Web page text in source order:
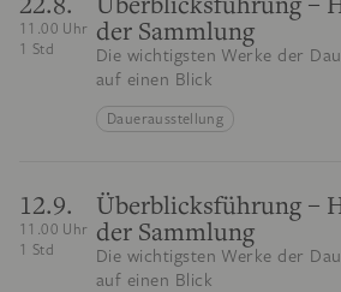
11.00 Uhr
1 Std
der Sammlung
Die wichtigsten Werke der
auf einen Blick
Dauerausstellung
12.9.
11.00 Uhr
1 Std
Überblicksführung –
der Sammlung
Die wichtigsten Werke der
auf einen Blick